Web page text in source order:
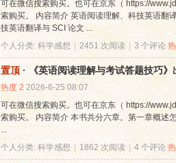
可在微信搜索购买。也可在京东（ https://
索购买。 内容简介 英语阅读理解、科技英语翻
技英语翻译与 SCI 论文 ...
个人分类:科学感想 2451 次阅读 3 个评论
置顶 · 《英语阅读理解与考试答题技巧》
热度 2 2026-6-25 08:07
可在微信搜索购买。也可在京东（ https://
索购买。 内容简介 本书共分六章。第一章概述
...
个人分类: 科学感想 1862 次阅读 4 个评论